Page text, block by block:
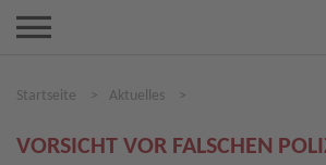
Startseite > Aktuelles >
VORSICHT VOR FALSCHEN